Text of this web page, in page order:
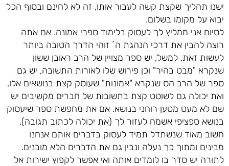
ישנו תהליך שקצת קשה לעבור אותו, זה לא לחינם ובסוף הכל
יבוא על מקומו בשלום.
לסיום אני ממליץ לך לעסוק בלימוד ספרי אמונה. אם אתה
רוצה להבין את דרכי הנהגת ה´ זוהי הדרך הטובה ביותר
לעשות זאת. למשל, יש ספר מצויין של הרב ראובן ששון
שנקרא "מבט בהיר" וכן פירוש שלו לאורות התשובה, יש גם
ספר של הרב הס שנקרא "אמונות" שעוסק קצת בנושאים אלו,
ואת יכולה גם לשוטט קצת בתשובות של חברים מקשיבים יש
שם לא מעט מטען רוחני בנושא. אם את מחפשת ספר שיעסוק
בנושא ספציפי אשמח לעזור לך (את יכולה לכתוב תגובה).
חשוב מאוד שנשתדל תמיד לעסוק בדברים אותם אנחנו
מבינים ומתוך כך נעלה ונבין גם את הדברים הלא מובנים.
לתורה יש סדר בו לומדים אותה ואי אפשר לקפוץ ישירות אל